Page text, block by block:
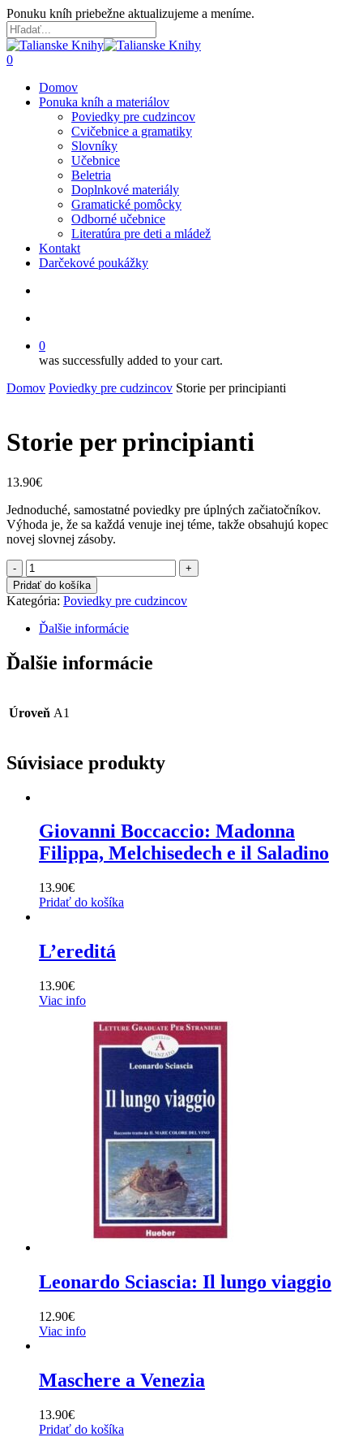
Skip
to
main
content
Ponuku kníh priebežne aktualizujeme a meníme.
Close
Search
search
account
0
Domov
Ponuka kníh a materiálov
Poviedky pre cudzincov
Cvičebnice a gramatiky
Slovníky
Učebnice
Beletria
Doplnkové materiály
Gramatické pomôcky
Odborné učebnice
Literatúra pre deti a mládež
Kontakt
Darčekové poukážky
0
was successfully added to your cart.
Domov Poviedky pre cudzincov Storie per principianti
Storie per principianti
13.90€
Jednoduché, samostatné poviedky pre úplných začiatočníkov.
Výhoda je, že sa každá venuje inej téme, takže obsahujú kopec
novej slovnej zásoby.
množstvo
Storie
per
principianti
Pridať do košíka
Kategória: Poviedky pre cudzincov
Ďalšie informácie
Ďalšie informácie
Úroveň A1
Súvisiace produkty
Giovanni Boccaccio: Madonna
Filippa, Melchisedech e il Saladino
13.90€
Pridať do košíka
L’ereditá
13.90€
Viac info
Leonardo Sciascia: Il lungo viaggio
12.90€
Viac info
Maschere a Venezia
13.90€
Pridať do košíka